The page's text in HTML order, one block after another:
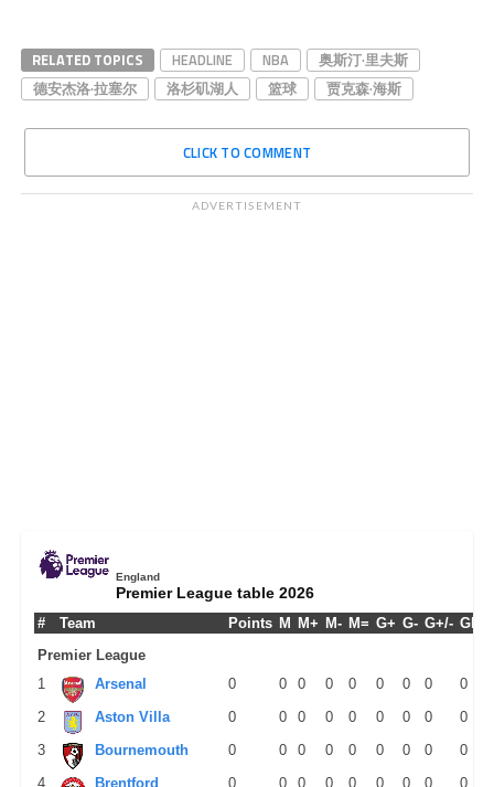
RELATED TOPICS HEADLINE NBA
奥斯汀·里夫斯
德安杰洛·拉塞尔
洛杉矶湖人 篮球 贾克森·海斯
CLICK TO COMMENT
ADVERTISEMENT
England
Premier League table 2026
# Team Points M M+ M- M= G+ G- G+/- GPM
Premier League
1
Arsenal 0 0 0 0 0 0 0 0
0
2
Aston Villa 0 0 0 0 0 0 0 0
0
3
Bournemouth 0 0 0 0 0 0 0 0
0
4
Brentford 0 0 0 0 0 0 0 0 0